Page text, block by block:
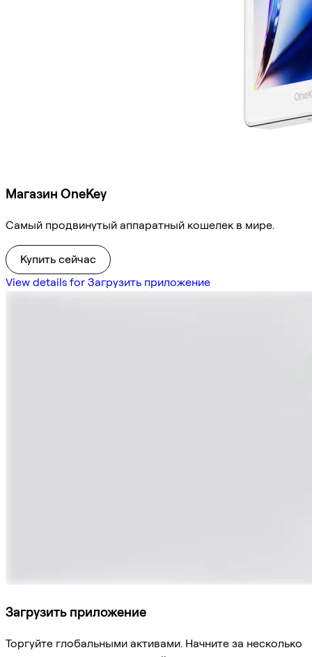
Магазин OneKey
Самый продвинутый аппаратный кошелек в мире.
Купить сейчас
View details for Загрузить приложение
Загрузить приложение
Торгуйте глобальными активами. Начните за несколько